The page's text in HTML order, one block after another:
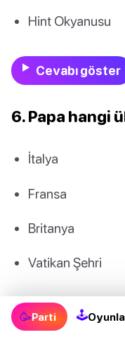
Hint Okyanusu
Cevabı göster
6. Papa hangi
İtalya
Fransa
Britanya
Vatikan Şehri
Cevabı göster
🥳Parti 🕹